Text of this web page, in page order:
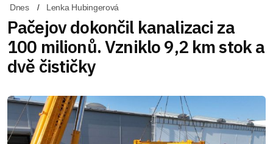
Dnes Lenka Hubingerová
Pačejov dokončil kanalizaci za
100 milionů. Vzniklo 9,2 km stok a
dvě čističky